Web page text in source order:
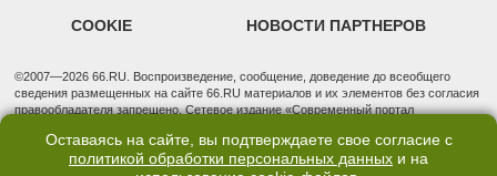
COOKIE НОВОСТИ ПАРТНЕРОВ
©2007—2026 66.RU. Воспроизведение, сообщение, доведение до всеобщего
сведения размещенных на сайте 66.RU материалов и их элементов без согласия
правообладателя запрещено. Сетевое издание «Современный портал
надзору в сфере связи, информационных технологий и массовых коммуникаций
(Роскомнадзор). Регистрационный номер ЭЛ № ФС 77 - 76634 от 02.09.2019
Оставаясь на сайте, вы подтверждаете свое согласие с
политикой обработки персональных данных и на